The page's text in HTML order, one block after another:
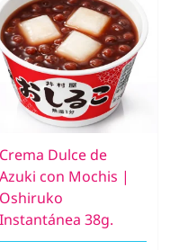
Crema Dulce de
Azuki con Mochis |
Oshiruko
Instantánea 38g.